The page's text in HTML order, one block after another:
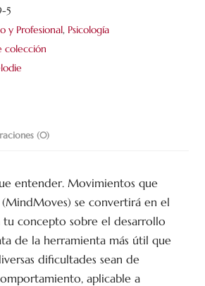
5
y Profesional, Psicología
colección
(0)
entender. Movimientos que
se convertirá en el
tu concepto sobre el desarrollo
de la herramienta más útil que
dificultades sean de
aplicable a